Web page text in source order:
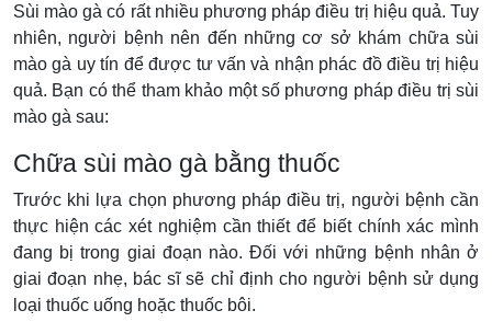
Sùi mào gà có rất nhiều phương pháp điều trị hiệu quả. Tuy
nhiên, người bệnh nên đến những cơ sở khám chữa sùi
mào gà uy tín để được tư vấn và nhận phác đồ điều trị hiệu
quả. Bạn có thể tham khảo một số phương pháp điều trị sùi
mào gà sau:
Chữa sùi mào gà bằng thuốc
Trước khi lựa chọn phương pháp điều trị, người bệnh cần
thực hiện các xét nghiệm cần thiết để biết chính xác mình
đang bị trong giai đoạn nào. Đối với những bệnh nhân ở
giai đoạn nhẹ, bác sĩ sẽ chỉ định cho người bệnh sử dụng
loại thuốc uống hoặc thuốc bôi.